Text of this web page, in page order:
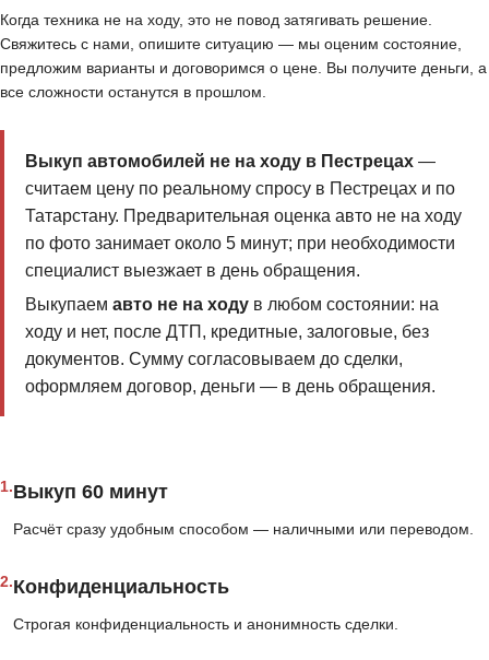
Когда техника не на ходу, это не повод затягивать решение.
Свяжитесь с нами, опишите ситуацию — мы оценим состояние,
предложим варианты и договоримся о цене. Вы получите деньги, а
все сложности останутся в прошлом.
Выкуп автомобилей не на ходу в Пестрецах—
считаем цену по реальному спросу в Пестрецах и по
Татарстану. Предварительная оценка авто не на ходу
по фото занимает около 5 минут; при необходимости
специалист выезжает в день обращения.
Выкупаем авто не на ходув любом состоянии: на
ходу и нет, после ДТП, кредитные, залоговые, без
документов. Сумму согласовываем до сделки,
оформляем договор, деньги — в день обращения.
1.Выкуп 60 минут
Расчёт сразу удобным способом — наличными или переводом.
2.Конфиденциальность
Строгая конфиденциальность и анонимность сделки.